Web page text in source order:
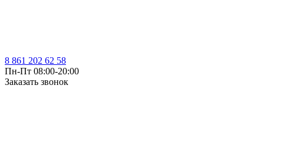
8 861 202 62 58
Пн-Пт 08:00-20:00
Заказать звонок